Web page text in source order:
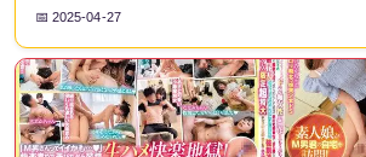
📅 2025-04-27